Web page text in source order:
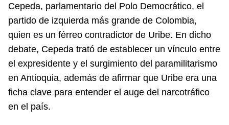
Cepeda, parlamentario del Polo Democrático, el
partido de izquierda más grande de Colombia,
quien es un férreo contradictor de Uribe. En dicho
debate, Cepeda trató de establecer un vínculo entre
el expresidente y el surgimiento del paramilitarismo
en Antioquia, además de afirmar que Uribe era una
ficha clave para entender el auge del narcotráfico
en el país.